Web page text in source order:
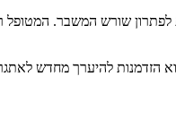
לפתרון שורש המשבר.
להיערך מחדש